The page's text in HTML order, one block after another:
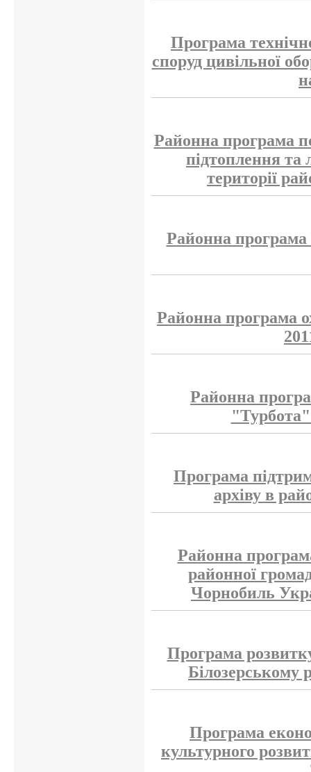
Програма
споруд цивільної
Районна програма
підтоплення та
території
Районна
Районна програма
Районна
"Турбота"
Програма
архіву в
Районна
районної
Чорнобиль
Програма
Білозерському
Програма
культурного